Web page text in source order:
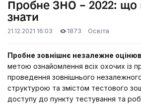
Пробне ЗНО – 2022: що
знати
21.12.2021 16:03 1873 Освіта
Пробне зовнішнє незалежне
метою ознайомлення всіх охочих із
проведення зовнішнього
структурою та змістом тестового
доступу до пункту тестування та